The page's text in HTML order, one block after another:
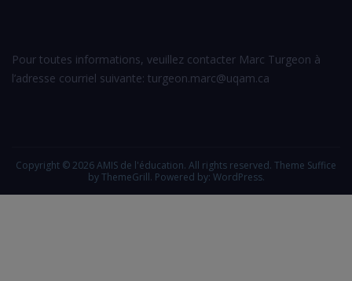
Pour toutes informations, veuillez contacter Marc Turgeon à
l’adresse courriel suivante: turgeon.marc@uqam.ca
Copyright © 2026AMIS de l'éducation. All rights reserved. Theme Suffice
by ThemeGrill. Powered by: WordPress.